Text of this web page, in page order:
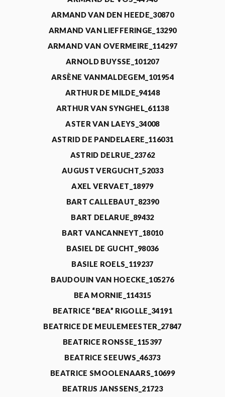
ARMAND VAN DEN HEEDE_30870
ARMAND VAN LIEFFERINGE_13290
ARMAND VAN OVERMEIRE_114297
ARNOLD BUYSSE_101207
ARSÈNE VANMALDEGEM_101954
ARTHUR DE MILDE_94148
ARTHUR VAN SYNGHEL_61138
ASTER VAN LAEYS_34008
ASTRID DE PANDELAERE_116031
ASTRID DELRUE_23762
AUGUST VERGUCHT_52033
AXEL VERVAET_18979
BART CALLEBAUT_82390
BART DELARUE_89432
BART VANCANNEYT_18010
BASIEL DE GUCHT_98036
BASILE ROELS_119237
BAUDOUIN VAN HOECKE_105276
BEA MORNIE_114315
BEATRICE “BEA” RIGOLLE_34191
BEATRICE DE MEULEMEESTER_27847
BEATRICE RONSSE_115397
BEATRICE SEEUWS_46373
BEATRICE SMOOLENAARS_10699
BEATRIJS JANSSENS_21723